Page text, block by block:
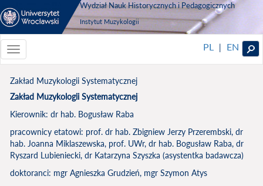
Wydział Nauk Historycznych i Pedagogicznych
Instytut Muzykologii
Toggle
navigationToggle
PL | EN
Zakład Muzykologii Systematycznej
Zakład Muzykologii Systematycznej
Kierownik: dr hab. Bogusław Raba
pracownicy etatowi: prof. dr hab. Zbigniew Jerzy Przerembski, dr
hab. Joanna Miklaszewska, prof. UWr, dr hab. Bogusław Raba, dr
Ryszard Lubieniecki, dr Katarzyna Szyszka (asystentka badawcza)
doktoranci: mgr Agnieszka Grudzień, mgr Szymon Atys